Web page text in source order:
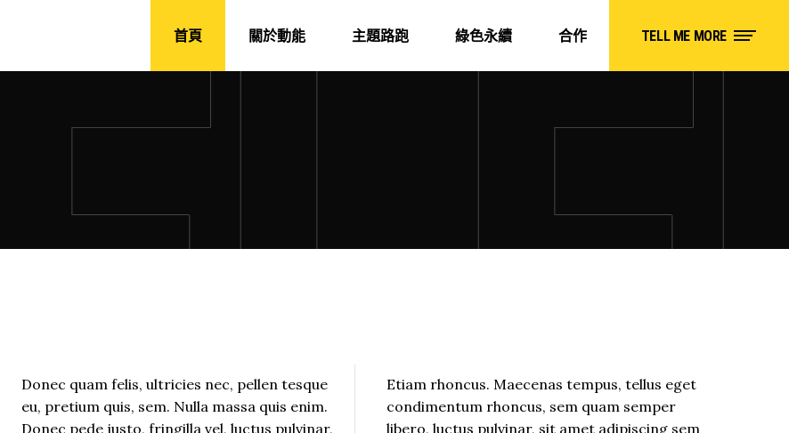
首頁 關於動能 主題路跑 綠色永續 合作 TELL ME MORE
Donec quam felis, ultricies nec, pellen tesque
eu, pretium quis, sem. Nulla massa quis enim.
Donec pede justo, fringilla vel, luctus pulvinar,
Etiam rhoncus. Maecenas tempus, tellus eget
condimentum rhoncus, sem quam semper
libero, luctus pulvinar, sit amet adipiscing sem